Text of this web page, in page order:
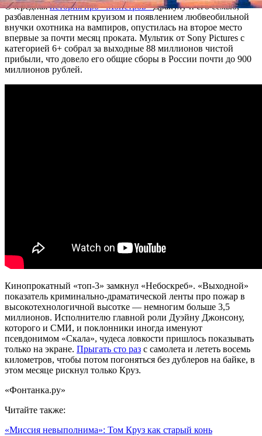
Очереднаяистория про «Монстров»Дракулу и его семью,
разбавленная летним круизом и появлением любвеобильной
внучки охотника на вампиров, опустилась на второе место
впервые за почти месяц проката. Мультик от Sony Pictures с
категорией 6+ собрал за выходные 88 миллионов чистой
прибыли, что довело его общие сборы в России почти до 900
миллионов рублей.
Кинопрокатный «топ-3» замкнул «Небоскреб». «Выходной»
показатель криминально-драматической ленты про пожар в
высокотехнологичной высотке — немногим больше 3,5
миллионов. Исполнителю главной роли Дуэйну Джонсону,
которого и СМИ, и поклонники иногда именуют
псевдонимом «Скала», чудеса ловкости пришлось показывать
только на экране. Прыгать сто раз с самолета и лететь восемь
километров, чтобы потом погоняться без дублеров на байке, в
этом месяце рискнул только Круз.
«Фонтанка.ру»
Читайте также:
«Миссия невыполнима»: Том Круз как старый конь